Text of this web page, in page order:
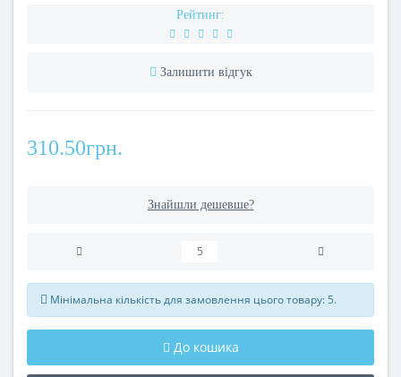
Рейтинг:
Залишити відгук
310.50грн.
Знайшли дешевше?
Мінімальна кількість для замовлення цього товару: 5.
До кошика